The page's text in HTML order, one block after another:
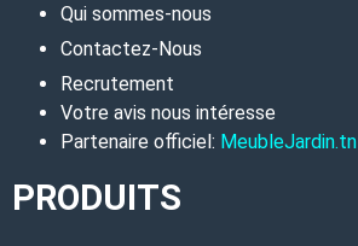
Qui sommes-nous
Contactez-Nous
Recrutement
Votre avis nous intéresse
Partenaire officiel: MeubleJardin.tn
PRODUITS